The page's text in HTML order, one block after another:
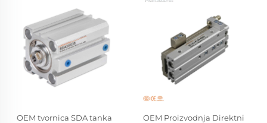
OEM tvornica SDA tanka
OEM Proizvodnja Direktni